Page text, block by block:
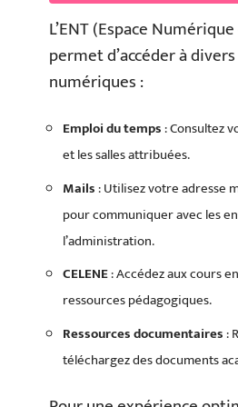
L’ENT (Espace
permet d’accéder à
numériques :
Emploi du temps: Consultez
et les salles attribuées.
Mails: Utilisez votre adresse
pour communiquer avec les
l’administration.
CELENE: Accédez aux cours
ressources pédagogiques.
Ressources documentaires:
téléchargez des documents